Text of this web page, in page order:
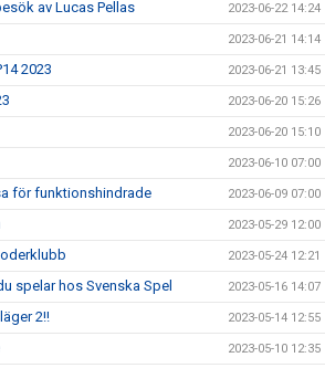
av Lucas Pellas 2023-06-22 14:24
2023-06-21 14:14
2023 2023-06-21 13:45
2023-06-20 15:26
2023-06-20 15:10
2023-06-10 07:00
för funktionshindrade 2023-06-09 07:00
2023-05-29 12:00
2023-05-24 12:21
spelar hos Svenska Spel 2023-05-16 14:07
2!! 2023-05-14 12:55
2023-05-10 12:35